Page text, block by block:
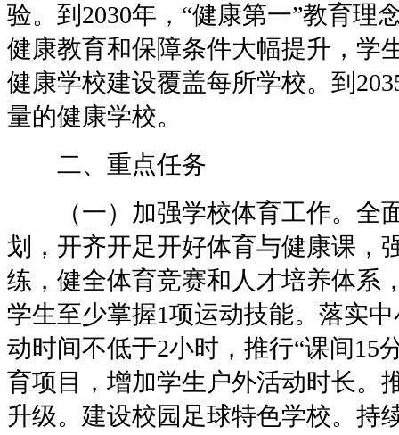
验。到2030年，“健康第一”教育理
健康教育和保障条件大幅提升，学
健康学校建设覆盖每所学校。到
量的健康学校。
二、重点任务
（一）加强学校体育工作。全
划，开齐开足开好体育与健康课，
练，健全体育竞赛和人才培养体系
学生至少掌握1项运动技能。落实
动时间不低于2小时，推行“课间15
育项目，增加学生户外活动时长。
升级。建设校园足球特色学校。持